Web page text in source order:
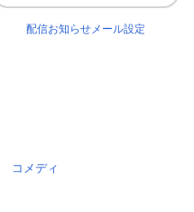
配信お知らせメール設定
コメディ